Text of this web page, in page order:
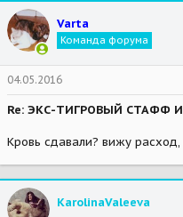
Varta
Команда форума
04.05.2016
Re: ЭКС-ТИГРОВЫЙ СТАФФ
Кровь сдавали? вижу
KarolinaValeeva